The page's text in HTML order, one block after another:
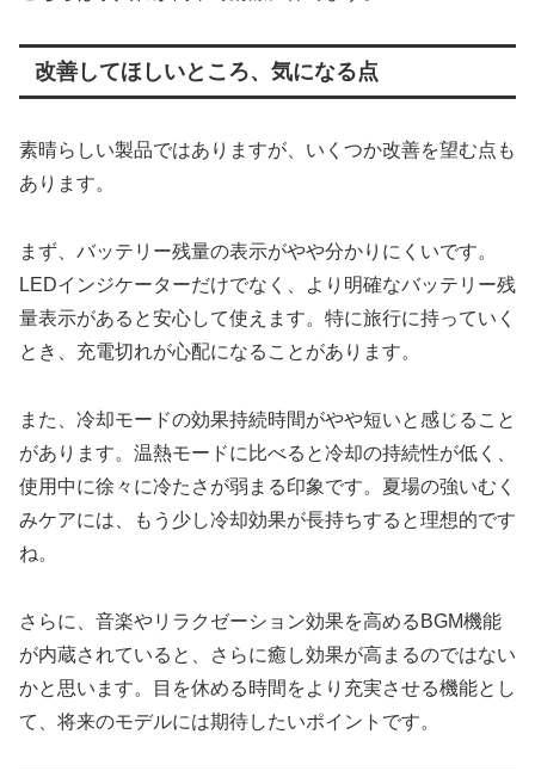
改善してほしいところ、気になる点
素晴らしい製品ではありますが、いくつか改善を望む点も
あります。
まず、バッテリー残量の表示がやや分かりにくいです。
LEDインジケーターだけでなく、より明確なバッテリー残
量表示があると安心して使えます。特に旅行に持っていく
とき、充電切れが心配になることがあります。
また、冷却モードの効果持続時間がやや短いと感じること
があります。温熱モードに比べると冷却の持続性が低く、
使用中に徐々に冷たさが弱まる印象です。夏場の強いむく
みケアには、もう少し冷却効果が長持ちすると理想的です
ね。
さらに、音楽やリラクゼーション効果を高めるBGM機能
が内蔵されていると、さらに癒し効果が高まるのではない
かと思います。目を休める時間をより充実させる機能とし
て、将来のモデルには期待したいポイントです。